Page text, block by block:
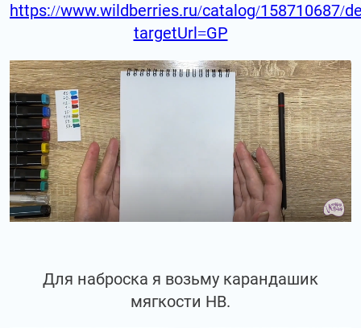
https://www.wildberries.ru/catalog/158710687/
targetUrl=GP
Для наброска я возьму карандашик
мягкости НВ.